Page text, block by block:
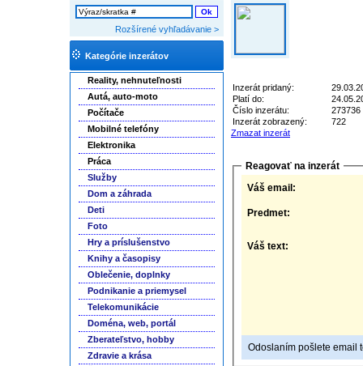
Rozšírené vyhľadávanie >
Kategórie inzerátov
Reality, nehnuteľnosti
Autá, auto-moto
Počítače
Mobilné telefóny
Elektronika
Práca
Služby
Dom a záhrada
Deti
Foto
Hry a príslušenstvo
Knihy a časopisy
Oblečenie, doplnky
Podnikanie a priemysel
Telekomunikácie
Doména, web, portál
Zberateľstvo, hobby
Zdravie a krása
Inzerát pridaný:
Platí do:
Číslo inzerátu:
273736
Inzerát zobrazený:
722
Zmazat inzerát
Reagovať na inzerát
Váš email:
Predmet:
Váš text:
Odoslaním pošlete email